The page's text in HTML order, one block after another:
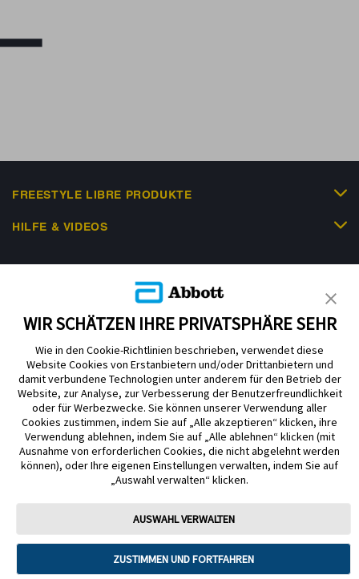
FREESTYLE LIBRE PRODUKTE
HILFE & VIDEOS
Impressum Nutzungsbedingungen
Datenschutzerklärung
Cookie Richtlinie
Barrierefreiheitserklärung
Mitteilung zur Datenverordnung
Cookie-Präferenzen
Copyright © 2026 Abbott. Alle Rechte vorbehalten. Libre, das
Designs sind das geistige Eigentum der Abbott Unternehmensgruppe in
ausgewählten Ländern.
Tandem Diabetes Care, Inc. Alle Rechte vorbehalten. Tandem Diabetes
Care, die Tandem Logos, Control-IQ, Control-IQ+, t:slim X2, t:slim, Tandem
WIR SCHÄTZEN IHRE PRIVATSPHÄRE SEHR
Wie in den Cookie-Richtlinien beschrieben, verwendet diese
Website Cookies von Erstanbietern und/oder Drittanbietern und
damit verbundene Technologien unter anderem für den Betrieb der
Website, zur Analyse, zur Verbesserung der Benutzerfreundlichkeit
oder für Werbezwecke. Sie können unserer Verwendung aller
Cookies zustimmen, indem Sie auf „Alle akzeptieren“ klicken, ihre
Verwendung ablehnen, indem Sie auf „Alle ablehnen“ klicken (mit
Ausnahme von erforderlichen Cookies, die nicht abgelehnt werden
können), oder Ihre eigenen Einstellungen verwalten, indem Sie auf
„Auswahl verwalten“ klicken.
AUSWAHL VERWALTEN
ZUSTIMMEN UND FORTFAHREN